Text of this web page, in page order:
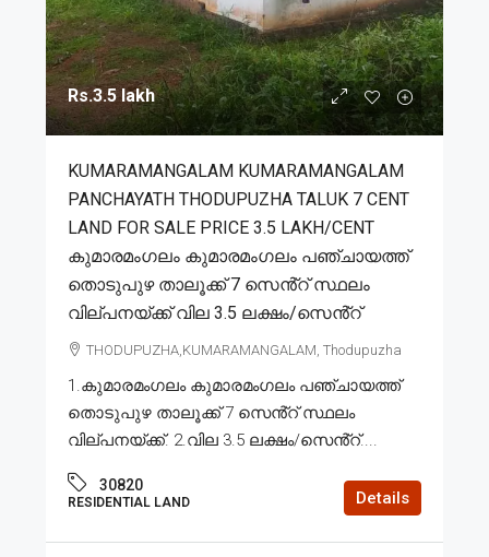
Rs.3.5 lakh
KUMARAMANGALAM KUMARAMANGALAM
PANCHAYATH THODUPUZHA TALUK 7 CENT
LAND FOR SALE PRICE 3.5 LAKH/CENT
കുമാരമംഗലം കുമാരമംഗലം പഞ്ചായത്ത്
തൊടുപുഴ താലൂക്ക് 7 സെൻ്റ് സ്ഥലം
വില്പനയ്ക്ക് വില 3.5 ലക്ഷം/സെൻ്റ്
THODUPUZHA,KUMARAMANGALAM, Thodupuzha
1.കുമാരമംഗലം കുമാരമംഗലം പഞ്ചായത്ത്
തൊടുപുഴ താലൂക്ക് 7 സെൻ്റ് സ്ഥലം
വില്പനയ്ക്ക്. 2.വില 3.5 ലക്ഷം/സെൻ്റ്....
30820
RESIDENTIAL LAND Details